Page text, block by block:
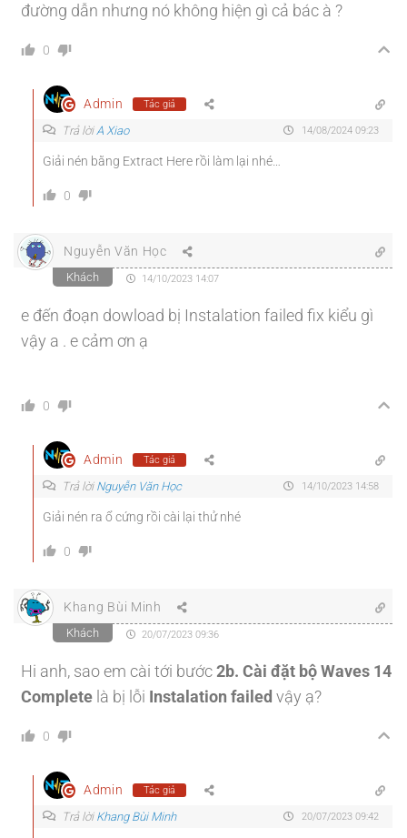
đường dẫn nhưng nó không hiện gì cả bác à ?
0
Admin Tác giả
Trả lời A Xiao 14/08/2024 09:23
Giải nén bằng Extract Here rồi làm lại nhé…
0
Nguyễn Văn Học
Khách 14/10/2023 14:07
e đến đoạn dowload bị Instalation failed fix kiểu gì
vậy a . e cảm ơn ạ
0
Admin Tác giả
Trả lời Nguyễn Văn Học 14/10/2023 14:58
Giải nén ra ổ cứng rồi cài lại thử nhé
0
Khang Bùi Minh
Khách 20/07/2023 09:36
Hi anh, sao em cài tới bước 2b. Cài đặt bộ Waves 14
Complete là bị lỗi Instalation failed vậy ạ?
0
Admin Tác giả
Trả lời Khang Bùi Minh 20/07/2023 09:42